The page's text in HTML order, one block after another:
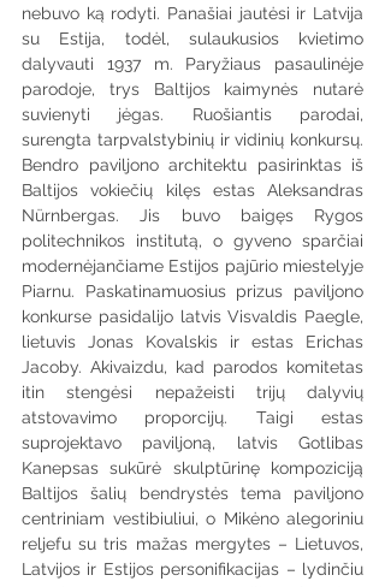
nebuvo ką rodyti. Panašiai jautėsi ir Latvija
su Estija, todėl, sulaukusios kvietimo
dalyvauti 1937 m. Paryžiaus pasaulinėje
parodoje, trys Baltijos kaimynės nutarė
suvienyti jėgas. Ruošiantis parodai,
surengta tarpvalstybinių ir vidinių konkursų.
Bendro paviljono architektu pasirinktas iš
Baltijos vokiečių kilęs estas Aleksandras
Nürnbergas. Jis buvo baigęs Rygos
politechnikos institutą, o gyveno sparčiai
modernėjančiame Estijos pajūrio miestelyje
Piarnu. Paskatinamuosius prizus paviljono
konkurse pasidalijo latvis Visvaldis Paegle,
lietuvis Jonas Kovalskis ir estas Erichas
Jacoby. Akivaizdu, kad parodos komitetas
itin stengėsi nepažeisti trijų dalyvių
atstovavimo proporcijų. Taigi estas
suprojektavo paviljoną, latvis Gotlibas
Kanepsas sukūrė skulptūrinę kompoziciją
Baltijos šalių bendrystės tema paviljono
centriniam vestibiuliui, o Mikėno alegoriniu
reljefu su tris mažas mergytes – Lietuvos,
Latvijos ir Estijos personifikacijas – lydinčiu